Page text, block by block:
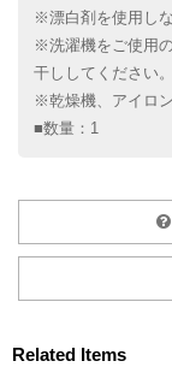
※漂白剤を使用し
※洗濯機をご使用
干ししてください。
※乾燥機、アイロ
■数量：1
Related Items